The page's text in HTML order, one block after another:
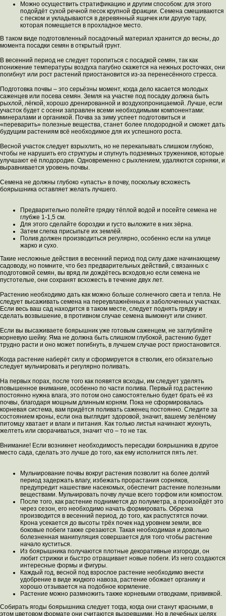
Можно осуществить стратификацию и другим способом: для этого
подойдёт сухой речной песок крупной фракции. Семена смешиваются
с песком и укладываются в деревянный ящичек или другую тару,
которая помещается в прохладное место.
В таком виде подготовленный посадочный материал хранится до весны, до
момента посадки семян в открытый грунт.
В весенний период не следует торопиться с посадкой семян, так как
понижение температуры воздуха пагубно скажется на нежных росточках, они
погибнут или рост растений приостановится из-за перенесённого стресса.
Подготовка почвы – это серьёзны момент, когда дело касается молодых
саженцев или посева семян. Земля на участке под посадку должна быть
рыхлой, лёгкой, хорошо дренированной и воздухопроницаемой. Лучше, если
участок будет с осени заправлен всеми необходимыми компонентами:
минералами и органикой. Почва за зиму успеет подготовиться и
«переварить» полезные вещества, станет более плодородной и сможет дать
будущим растениям всё необходимое для их успешного роста.
Весной участок следует взрыхлить, но не перекапывать слишком глубоко,
чтобы не нарушить его структуры и спугнуть подземных тружеников, которые
улучшают её плодородие. Одновременно с рыхлением, удаляются сорняки, и
выравнивается уровень почвы.
Семена не должны глубоко «упасть» в почву, поскольку всхожесть
боярышника оставляет желать лучшего.
Предварительно полейте грядку тёплой водой и посейте семена не
глубже 1-1,5 см.
Для этого сделайте бороздки и густо выложите в них зёрна.
Затем слегка присыпьте их землёй.
Полив должен производиться регулярно, особенно если на улице
жарко и сухо.
Такие несложные действия в весенний период под силу даже начинающему
садоводу, но помните, что без предварительных действий, с вязанных с
подготовкой семян, вы вряд ли дождётесь всходов,но если семена не
пустотелые, они сохранят всхожесть в течение двух лет.
Растению необходимо дать как можно больше солнечного света и тепла. Не
следует высаживать семена на переувлажнённых и заболоченных участках.
Если весь ваш сад находится в таком месте, следует поднять грядку и
сделать возвышение, в противном случае семена вымокнут или сгниют.
Если вы высаживаете боярышник уже готовым саженцем, не заглубляйте
корневую шейку. Яма не должна быть слишком глубокой, растению будет
трудно расти и оно может погибнуть, в лучшем случае рост приостановится.
Когда растение наберёт силу и сформируется в стволик, его обязательно
следует мульчировать и регулярно поливать.
На первых порах, после того как появятся всходы, им следует уделять
повышенное внимание, особенно по части полива. Первый год растению
постоянно нужна влага, это потом оно самостоятельно будет брать её из
почвы, благодаря мощным длинным корням. Пока не сформировалась
корневая система, вам придётся поливать саженец постоянно. Следите за
состоянием кроны, если она выглядит здоровой, значит, вашему зелёному
питомцу хватает и влаги и питания. Как только листья начинают жухнуть,
желтеть или сворачиваться, значит что – то не так.
Внимание! Если возникнет необходимость пересадки боярышника в другое
место сада, сделать это лучше до того, как ему исполнится пять лет.
Мульчирование почвы вокруг растения позволит на более долгий
период задержать влагу, избежать прорастания сорняков,
предупредит нашествие насекомых, обеспечит растение полезными
веществами. Мульчировать почву лучше всего торфом или компостом.
После того, как растение поднимется до полуметра, а произойдёт это
через сезон, его необходимо начать формировать. Обрезка
производится в весенний период, до того, как распустятся почки.
Крона усекается до высоты трёх почек над уровнем земли, все
боковые побеги также срезаются. Такая необходимая и довольно
болезненная манипуляция совершается для того чтобы растение
начало куститься.
Из боярышника получаются плотные декоративные изгороди, он
любит стрижки и быстро отращивает новые побеги. Из него создаются
интересные формы и фигуры.
Каждый год, весной под взрослое растение необходимо внести
удобрение в виде жидкого навоза, растение обожает органику и
хорошо отзывается на подобное кормление.
Растение можно размножить также корневыми отводками, прививкой.
Собирать ягоды боярышника следует тогда, когда они станут красными, в
этом цветовом формате они считаются вызревшими. Но в лечебных целях